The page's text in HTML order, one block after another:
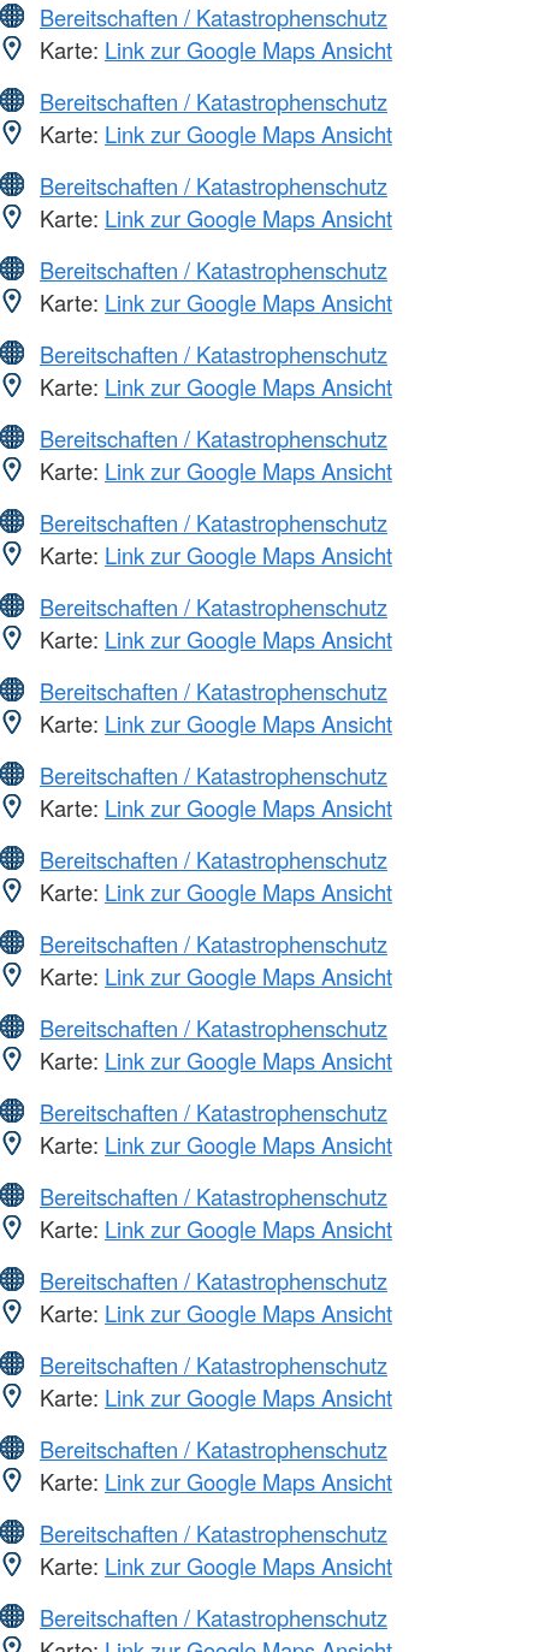
Bereitschaften / Katastrophenschutz
Karte: Link zur Google Maps Ansicht
Bereitschaften / Katastrophenschutz
Karte: Link zur Google Maps Ansicht
Bereitschaften / Katastrophenschutz
Karte: Link zur Google Maps Ansicht
Bereitschaften / Katastrophenschutz
Karte: Link zur Google Maps Ansicht
Bereitschaften / Katastrophenschutz
Karte: Link zur Google Maps Ansicht
Bereitschaften / Katastrophenschutz
Karte: Link zur Google Maps Ansicht
Bereitschaften / Katastrophenschutz
Karte: Link zur Google Maps Ansicht
Bereitschaften / Katastrophenschutz
Karte: Link zur Google Maps Ansicht
Bereitschaften / Katastrophenschutz
Karte: Link zur Google Maps Ansicht
Bereitschaften / Katastrophenschutz
Karte: Link zur Google Maps Ansicht
Bereitschaften / Katastrophenschutz
Karte: Link zur Google Maps Ansicht
Bereitschaften / Katastrophenschutz
Karte: Link zur Google Maps Ansicht
Bereitschaften / Katastrophenschutz
Karte: Link zur Google Maps Ansicht
Bereitschaften / Katastrophenschutz
Karte: Link zur Google Maps Ansicht
Bereitschaften / Katastrophenschutz
Karte: Link zur Google Maps Ansicht
Bereitschaften / Katastrophenschutz
Karte: Link zur Google Maps Ansicht
Bereitschaften / Katastrophenschutz
Karte: Link zur Google Maps Ansicht
Bereitschaften / Katastrophenschutz
Karte: Link zur Google Maps Ansicht
Bereitschaften / Katastrophenschutz
Karte: Link zur Google Maps Ansicht
Bereitschaften / Katastrophenschutz